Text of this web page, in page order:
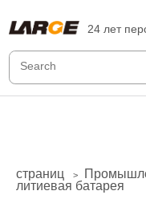
24 лет
страниц >
литиевая батарея